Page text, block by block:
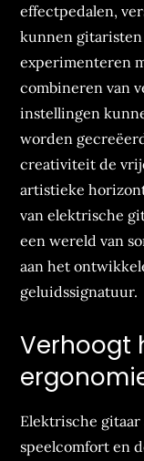
effectpedalen,
kunnen
experimenteren
combineren van
instellingen
worden
creativiteit de
artistieke
van elektrische
een wereld van
aan het
geluidssignatuur.
Verhoogt
Elektrische
speelcomfort en